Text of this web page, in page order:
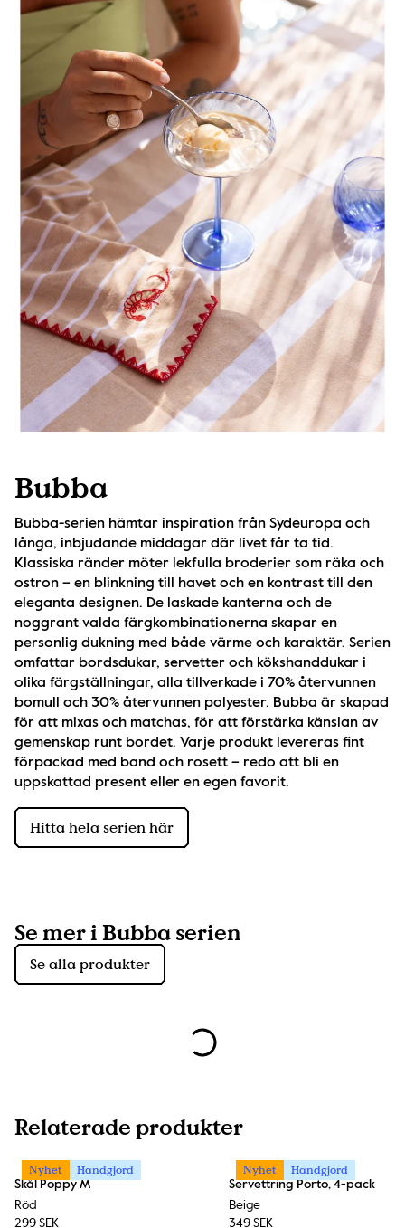
Bubba
Bubba-serien hämtar inspiration från Sydeuropa och
långa, inbjudande middagar där livet får ta tid.
Klassiska ränder möter lekfulla broderier som räka och
ostron – en blinkning till havet och en kontrast till den
eleganta designen. De laskade kanterna och de
noggrant valda färgkombinationerna skapar en
personlig dukning med både värme och karaktär. Serien
omfattar bordsdukar, servetter och kökshanddukar i
olika färgställningar, alla tillverkade i 70% återvunnen
bomull och 30% återvunnen polyester. Bubba är skapad
för att mixas och matchas, för att förstärka känslan av
gemenskap runt bordet. Varje produkt levereras fint
förpackad med band och rosett – redo att bli en
uppskattad present eller en egen favorit.
Hitta hela serien här
Se mer i Bubba serien
Se alla produkter
Relaterade produkter
Nyhet Handgjord
Skål Poppy M
Röd
299 SEK
Nyhet Handgjord
Servettring Porto, 4-pack
Beige
349 SEK